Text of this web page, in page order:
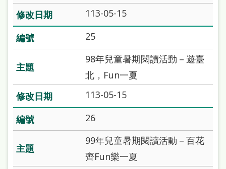
113-05-15
25
98年兒童暑期閱讀活動－遊臺
北，Fun一夏
113-05-15
26
99年兒童暑期閱讀活動－百花
齊Fun樂一夏